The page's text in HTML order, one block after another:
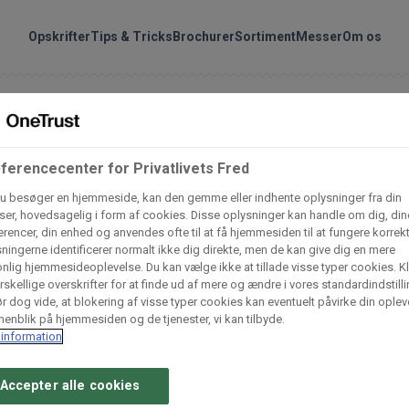
OpskrifterTips & TricksBrochurerSortimentMesserOm os
Søg
vores produkter
Arctic Import
Dagrofa Foodservice Fullhouse
INCO Cash & Carry L. C. Lauritzen A/
Vaffelexpressen
Gem dine favoritter!
ikke en eneste opskrift gå tabt! Opret en profil nu og start din
personlige samling af favoritopskrifter eller produkter.
medlem af Odense Marcipan's professionelle fællesskab og
adgang til dine gemte opskrifter og produkter - når som helst,
hvor som helst.
Log ind Opret profil
for Privatlivets Fred
besøger en hjemmeside, kan den gemme eller indhente oplysninger fra din
hovedsagelig i form af cookies. Disse oplysninger kan handle om dig,
din enhed og anvendes ofte til at få hjemmesiden til at fungere korrekt.
identificerer normalt ikke dig direkte, men de kan give dig en mere
hjemmesideoplevelse. Du kan vælge ikke at tillade visse typer cookies.
overskrifter for at finde ud af mere og ændre i vores
dog vide, at blokering af visse typer cookies kan eventuelt påvirke din
på hjemmesiden og de tjenester, vi kan tilbyde.
Accepter alle cookies